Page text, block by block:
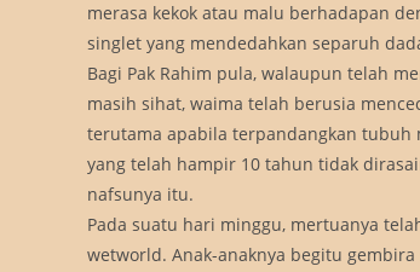
merasa kekok atau malu berhadapan
singlet yang mendedahkan separuh
Bagi Pak Rahim pula, walaupun telah
masih sihat, waima telah berusia
terutama apabila terpandangkan tubuh
yang telah hampir 10 tahun tidak
nafsunya itu.
Pada suatu hari minggu, mertuanya
wetworld. Anak-anaknya begitu